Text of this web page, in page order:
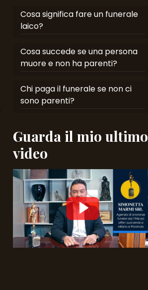
Cosa significa fare un funerale
laico?
Cosa succede se una persona
muore e non ha parenti?
Chi paga il funerale se non ci
sono parenti?
Guarda il mio ultimo
video